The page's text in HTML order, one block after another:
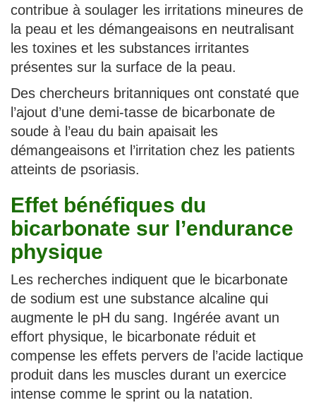
contribue à soulager les irritations mineures de
la peau et les démangeaisons en neutralisant
les toxines et les substances irritantes
présentes sur la surface de la peau.
Des chercheurs britanniques ont constaté que
l’ajout d’une demi-tasse de bicarbonate de
soude à l’eau du bain apaisait les
démangeaisons et l’irritation chez les patients
atteints de psoriasis.
Effet bénéfiques du
bicarbonate sur l’endurance
physique
Les recherches indiquent que le bicarbonate
de sodium est une substance alcaline qui
augmente le pH du sang. Ingérée avant un
effort physique, le bicarbonate réduit et
compense les effets pervers de l’acide lactique
produit dans les muscles durant un exercice
intense comme le sprint ou la natation.